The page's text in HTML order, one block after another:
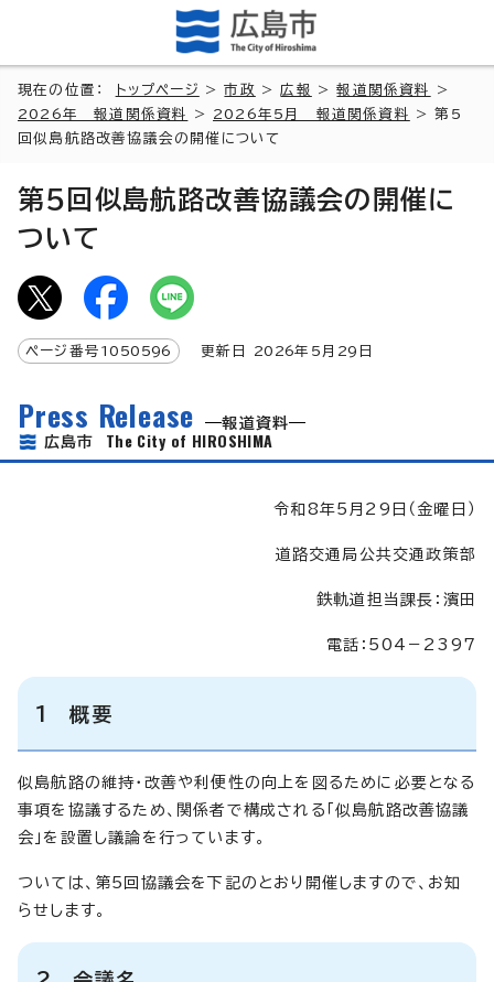
現在の位置： トップページ >市政 >広報 >報道関係資料
>
2026年 報道関係資料
> 2026年5月 報道関係資料
> 第5
回似島航路改善協議会の開催について
第5回似島航路改善協議会の開催に
ついて
ページ番号 1050596 更新日 2026年5月 29 日
Press Release
報道資料
広島市 The City of HIROSHIMA
令和8年5月29日（金曜日）
道路交通局公共交通政策部
鉄軌道担当課長：濱田
電話：504－2397
1 概要
似島航路の維持・改善や利便性の向上を図るために必要となる
事項を協議するため、関係者で構成される「似島航路改善協議
会」を設置し議論を行っています。
ついては、第5回協議会を下記のとおり開催しますので、お知
らせします。